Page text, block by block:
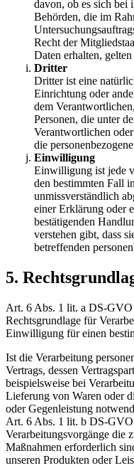
davon, ob es sich bei
Behörden, die im
Recht der
Daten erhalten,
Dritter
Dritter ist eine
Einrichtung oder
dem
Personen, die unter
Verantwortlichen
die
Einwilligung
Einwilligung ist jede
den bestimmten Fall
unmissverständlich
einer Erklärung oder
bestätigenden
verstehen gibt, dass
betreffenden
5.
Art. 6 Abs. 1 lit. a DS-GVO
Rechtsgrundlage für
Einwilligung für einen
Ist die Verarbeitung
Vertrags, dessen
beispielsweise bei
Lieferung von Waren oder
oder Gegenleistung
Art. 6 Abs. 1 lit. b DS-
Verarbeitungsvorgänge die
Maßnahmen erforderlich
unseren Produkten oder